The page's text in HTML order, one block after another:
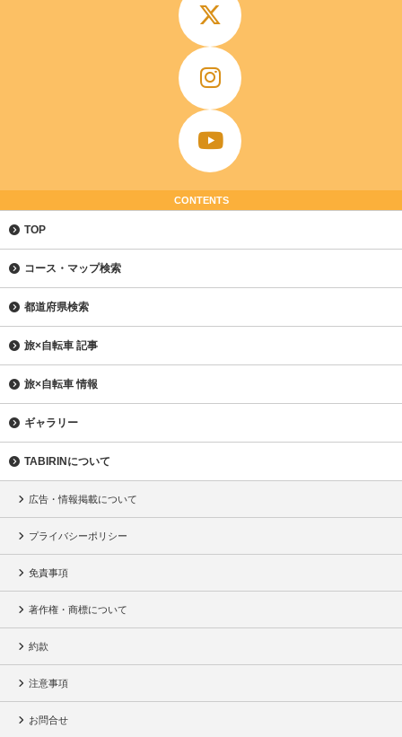
CONTENTS
TOP
コース・マップ検索
都道府県検索
旅×自転車 記事
旅×自転車 情報
ギャラリー
TABIRINについて
広告・情報掲載について
プライバシーポリシー
免責事項
著作権・商標について
約款
注意事項
お問合せ